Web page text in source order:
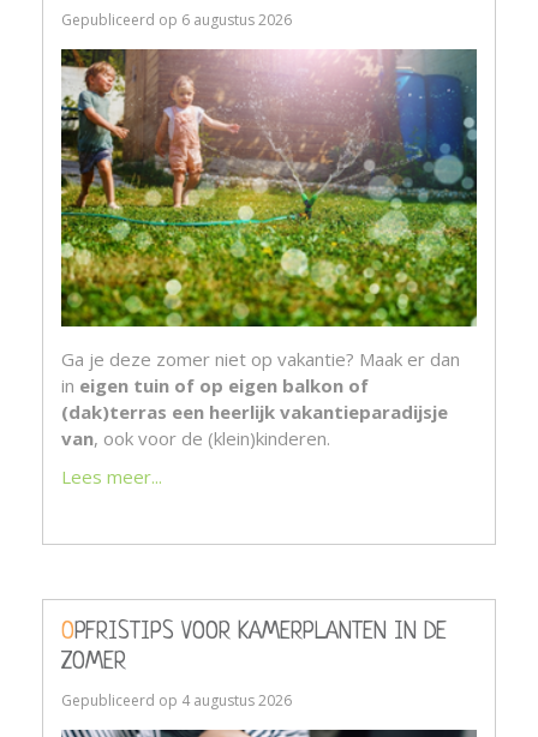
Gepubliceerd op 6 augustus 2026
Ga je deze zomer niet op vakantie? Maak er dan
in eigen tuin of op eigen balkon of
(dak)terras een heerlijk vakantieparadijsje
van, ook voor de (klein)kinderen.
Lees meer...
OPFRISTIPS VOOR KAMERPLANTEN IN DE
ZOMER
Gepubliceerd op 4 augustus 2026